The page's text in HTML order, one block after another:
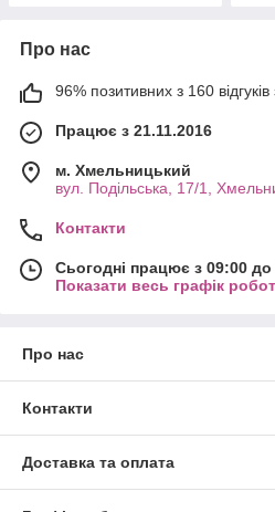
Про нас
96% позитивних з 160 відгуків
Працює з 21.11.2016
м. Хмельницький
вул. Подільська, 17/1,
Контакти
Сьогодні працює з 09:00 до
Показати весь графік
Про нас
Контакти
Доставка та оплата